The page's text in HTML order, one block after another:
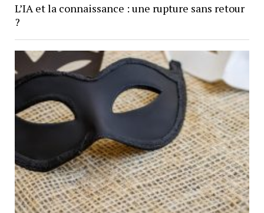
L’IA et la connaissance : une rupture sans retour
?